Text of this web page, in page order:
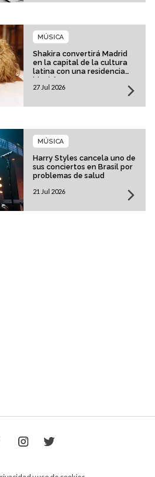
Shakira convertirá Madrid
en la capital de la cultura
latina con una residencia
histórica
MÚSICA
27 Jul 2026
Harry Styles cancela uno de
sus conciertos en Brasil por
problemas de salud
MÚSICA
21 Jul 2026